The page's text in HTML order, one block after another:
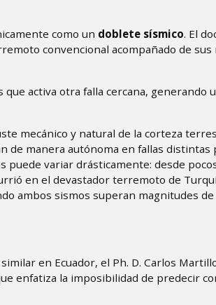
como un doblete sísmico. El
convencional acompañado de
activa otra falla cercana, generando
mecánico y natural de la corteza
de manera autónoma en fallas distintas
variar drásticamente: desde
en el devastador terremoto de
ambos sismos superan magnitudes
en Ecuador, el Ph. D. Carlos
enfatiza la imposibilidad de predecir